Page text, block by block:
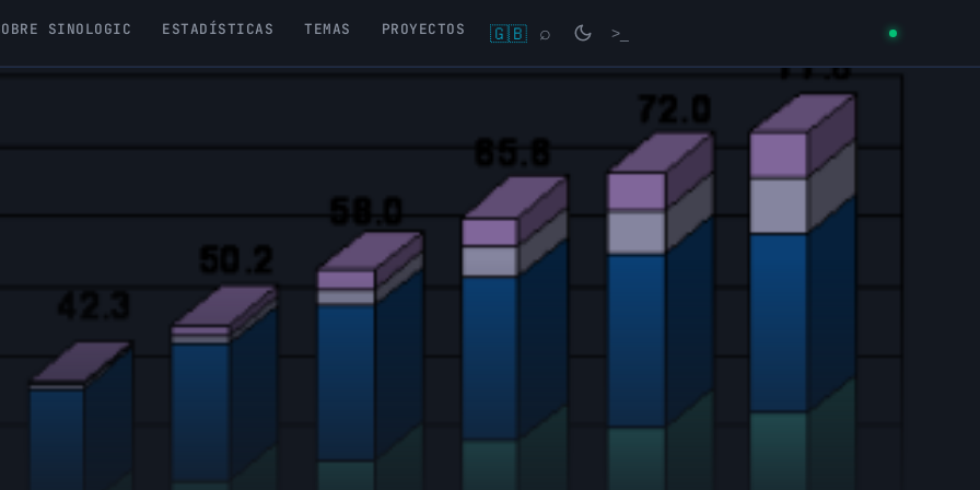
SINOLOGIC ESTADÍSTICAS TEMAS PROYECTOS 🇬🇧 ⌕ >_